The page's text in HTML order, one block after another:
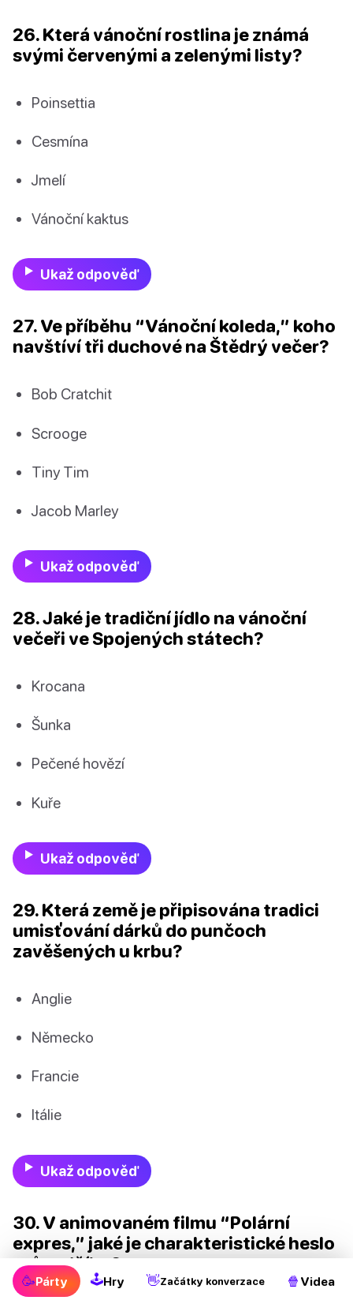
26. Která vánoční rostlina je známá
svými červenými a zelenými listy?
Poinsettia
Cesmína
Jmelí
Vánoční kaktus
Ukaž odpověď
27. Ve příběhu “Vánoční koleda,” koho
navštíví tři duchové na Štědrý večer?
Bob Cratchit
Scrooge
Tiny Tim
Jacob Marley
Ukaž odpověď
28. Jaké je tradiční jídlo na vánoční
večeři ve Spojených státech?
Krocana
Šunka
Pečené hovězí
Kuře
Ukaž odpověď
29. Která země je připisována tradici
umisťování dárků do punčoch
zavěšených u krbu?
Anglie
Německo
Francie
Itálie
Ukaž odpověď
30. V animovaném filmu “Polární
expres,” jaké je charakteristické heslo
průvodčího?
🥳Párty 🕹Hry 👋Začátky konverzace 🍿 Videa